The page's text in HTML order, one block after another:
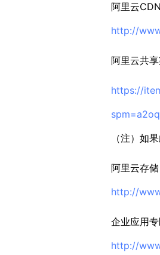
阿里云
http://
阿里云共
https://
（注）如
阿里云存
http://
企业应用
http://